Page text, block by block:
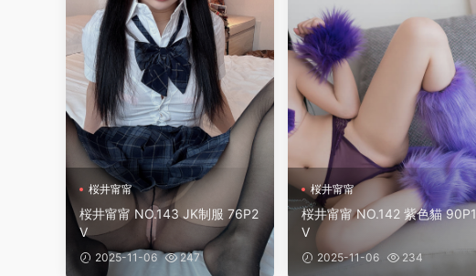
桜井甯甯
桜井甯甯 NO.143 JK制服 76P2
V
2025-11-06 247
桜井甯甯
桜井甯甯 NO.142 紫色貓 90P1
V
2025-11-06 234